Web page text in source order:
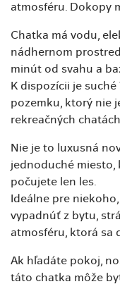
atmosféru. Dokopy
Chatka má vodu,
nádhernom
minút od svahu a
K dispozícii je
pozemku, ktorý nie
rekreačných
Nie je to luxusná
jednoduché miesto,
počujete len les.
Ideálne pre
vypadnúť z bytu,
atmosféru, ktorá sa
Ak hľadáte pokoj,
táto chatka môže